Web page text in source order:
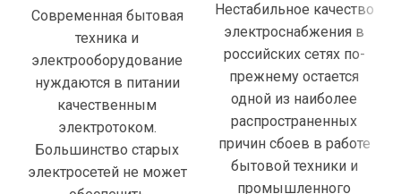
Современная бытовая
техника и
электрооборудование
нуждаются в питании
качественным
электротоком.
Большинство старых
электросетей не может
Нестабильное качество
электроснабжения в
российских сетях по-
прежнему остается
одной из наиболее
распространенных
причин сбоев в работе
бытовой техники и
промышленного